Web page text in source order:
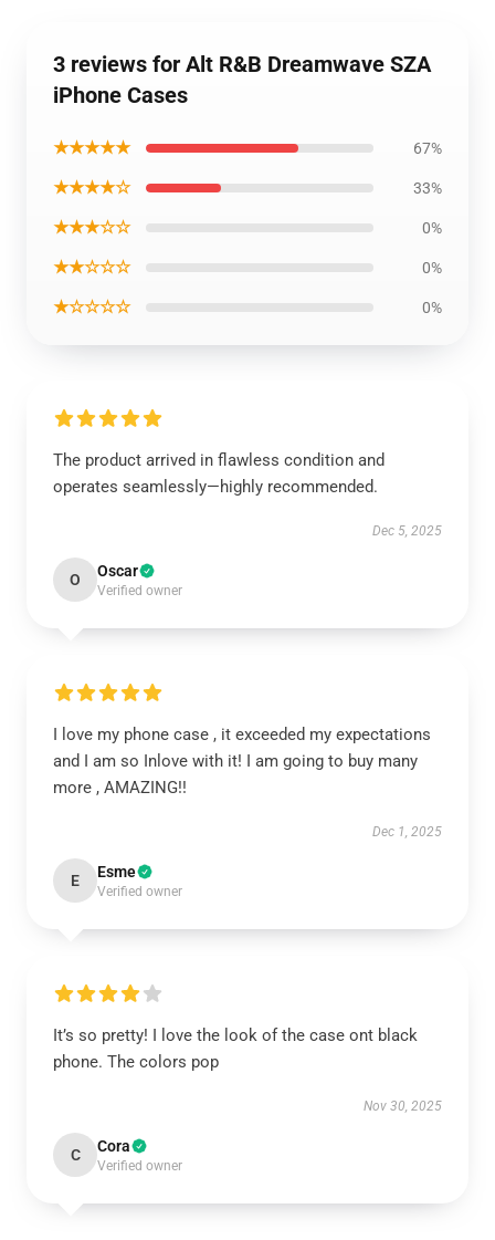
3 reviews for Alt R&B Dreamwave SZA
iPhone Cases
★★★★★ 67%
★★★★☆ 33%
★★★☆☆ 0%
★★☆☆☆ 0%
★☆☆☆☆ 0%
The product arrived in flawless condition and
operates seamlessly—highly recommended.
Dec 5, 2025
O Oscar
Verified owner
I love my phone case , it exceeded my expectations
and I am so Inlove with it! I am going to buy many
more , AMAZING!!
Dec 1, 2025
E Esme
Verified owner
It’s so pretty! I love the look of the case ont black
phone. The colors pop
Nov 30, 2025
C Cora
Verified owner